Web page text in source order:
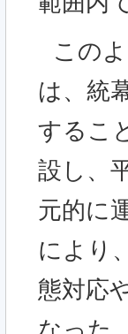
この
は、統
するこ
設し、
元的に
により
態対応